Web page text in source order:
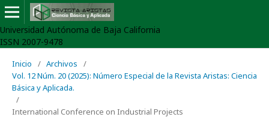
Universidad Autónoma de Baja California
ISSN 2007-9478
Inicio / Archivos
/
Vol. 12 Núm. 20 (2025): Número Especial de la Revista Aristas: Ciencia
Básica y Aplicada.
/
International Conference on Industrial Projects